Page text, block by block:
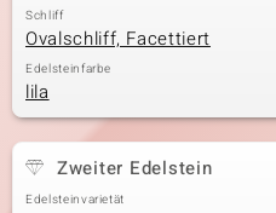
Schliff
Ovalschliff, Facettiert
Edelsteinfarbe
lila
Zweiter Edelstein
Edelsteinvarietät